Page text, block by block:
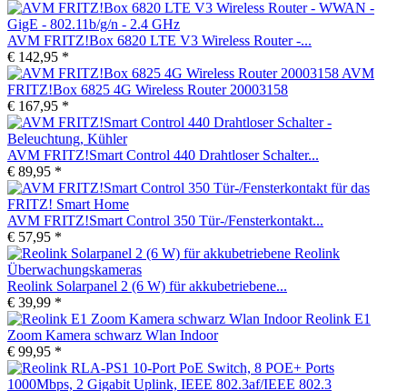
AVM FRITZ!Box 6820 LTE V3 Wireless Router -...
€ 142,95 *
AVM
FRITZ!Box 6825 4G Wireless Router 20003158
€ 167,95 *
AVM FRITZ!Smart Control 440 Drahtloser Schalter...
€ 89,95 *
AVM FRITZ!Smart Control 350 Tür-/Fensterkontakt...
€ 57,95 *
Reolink Solarpanel 2 (6 W) für akkubetriebene...
€ 39,99 *
Reolink E1
Zoom Kamera schwarz Wlan Indoor
€ 99,95 *